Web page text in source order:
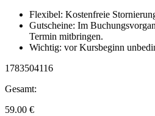
Flexibel: Kostenfreie
Gutscheine: Im
Termin mitbringen.
Wichtig: vor Kursbeginn
1783504116
Gesamt:
59.00 €